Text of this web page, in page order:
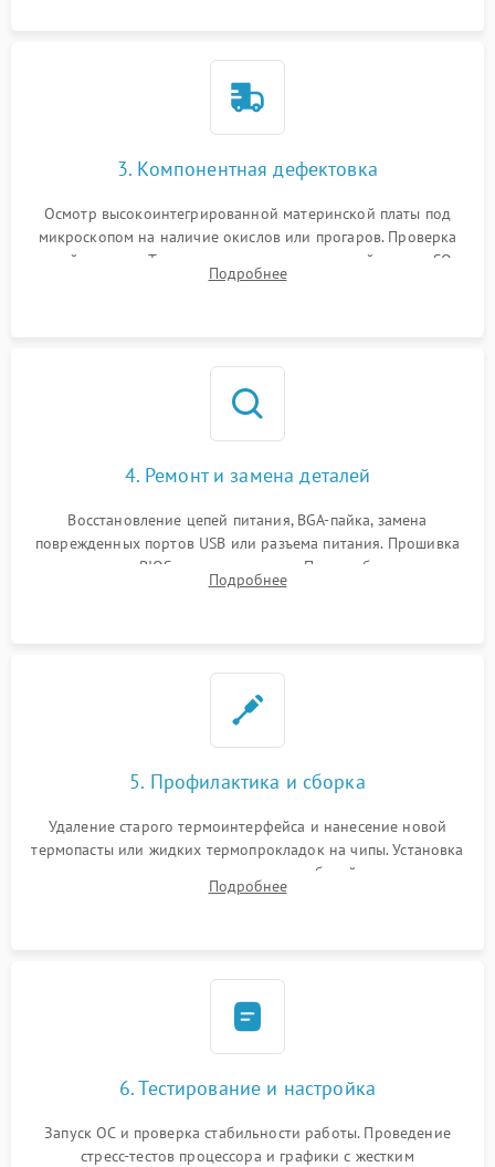
3. Компонентная дефектовка
Осмотр высокоинтегрированной материнской платы под
микроскопом на наличие окислов или прогаров. Проверка
цепей питания. Тестирование съемных модулей памяти SO-
DIMM и накопителей M.2 на стенде для выявления сбоев.
Подробнее
4. Ремонт и замена деталей
Восстановление цепей питания, BGA-пайка, замена
поврежденных портов USB или разъема питания. Прошивка
микросхемы BIOS программатором. При необходимости
установка нового накопителя, оперативной памяти или
Подробнее
5. Профилактика и сборка
Удаление старого термоинтерфейса и нанесение новой
термопасты или жидких термопрокладок на чипы. Установка
платы в корпус, аккуратная укладка кабелей и антенн для
предотвращения пережатия. Надежное закрытие корпуса.
Подробнее
6. Тестирование и настройка
Запуск ОС и проверка стабильности работы. Проведение
стресс-тестов процессора и графики с жестким